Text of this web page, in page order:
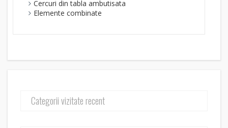
Cercuri din tabla ambutisata
Elemente combinate
Categorii vizitate recent